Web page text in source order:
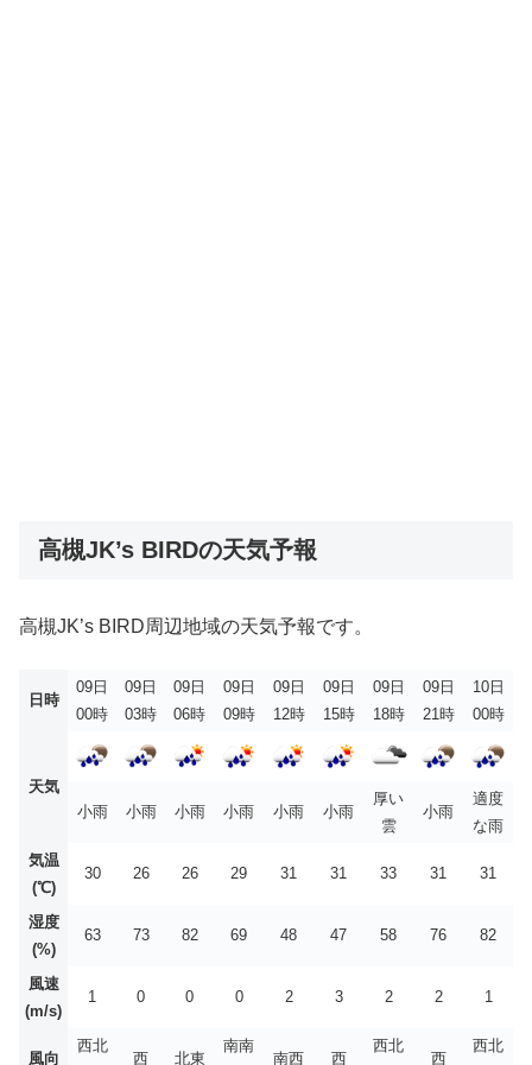
高槻JK’s BIRDの天気予報
高槻JK’s BIRD周辺地域の天気予報です。
日時
09日
00時
09日
03時
09日
06時
09日
09時
09日
12時
09日
15時
09日
18時
09日
21時
10日
00時
天気
小雨
小雨 小雨 小雨 小雨 小雨
厚い
雲
小雨
適度
な雨
気温
(℃)
30 26 26 29 31 31 33 31 31
湿度
(%)
63 73 82 69 48 47 58 76 82
風速
(m/s)
1 0 0 0 2 3 2 2 1
風向
西北
西 北東
南南
南西 西
西北
西
西北